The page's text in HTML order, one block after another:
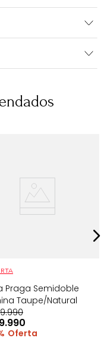
Praga Semidoble
Taupe/Natural
.990
.990